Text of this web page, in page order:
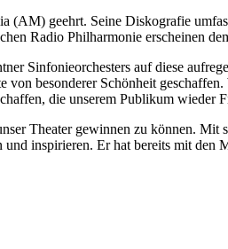
geehrt. Seine Diskografie
Radio Philharmonie erscheinen
Sinfonieorchesters auf diese
besonderer Schönheit
die unserem Publikum wieder
Theater gewinnen zu können.
inspirieren. Er hat bereits mit den